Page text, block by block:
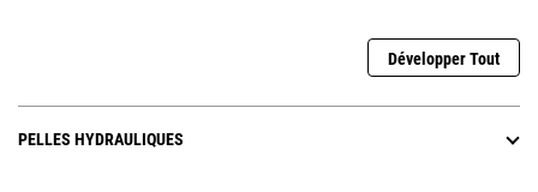
Développer Tout
PELLES HYDRAULIQUES